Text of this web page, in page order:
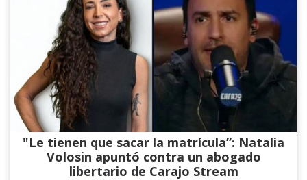
"Le tienen que sacar la matrícula”: Natalia
Volosin apuntó contra un abogado
libertario de Carajo Stream